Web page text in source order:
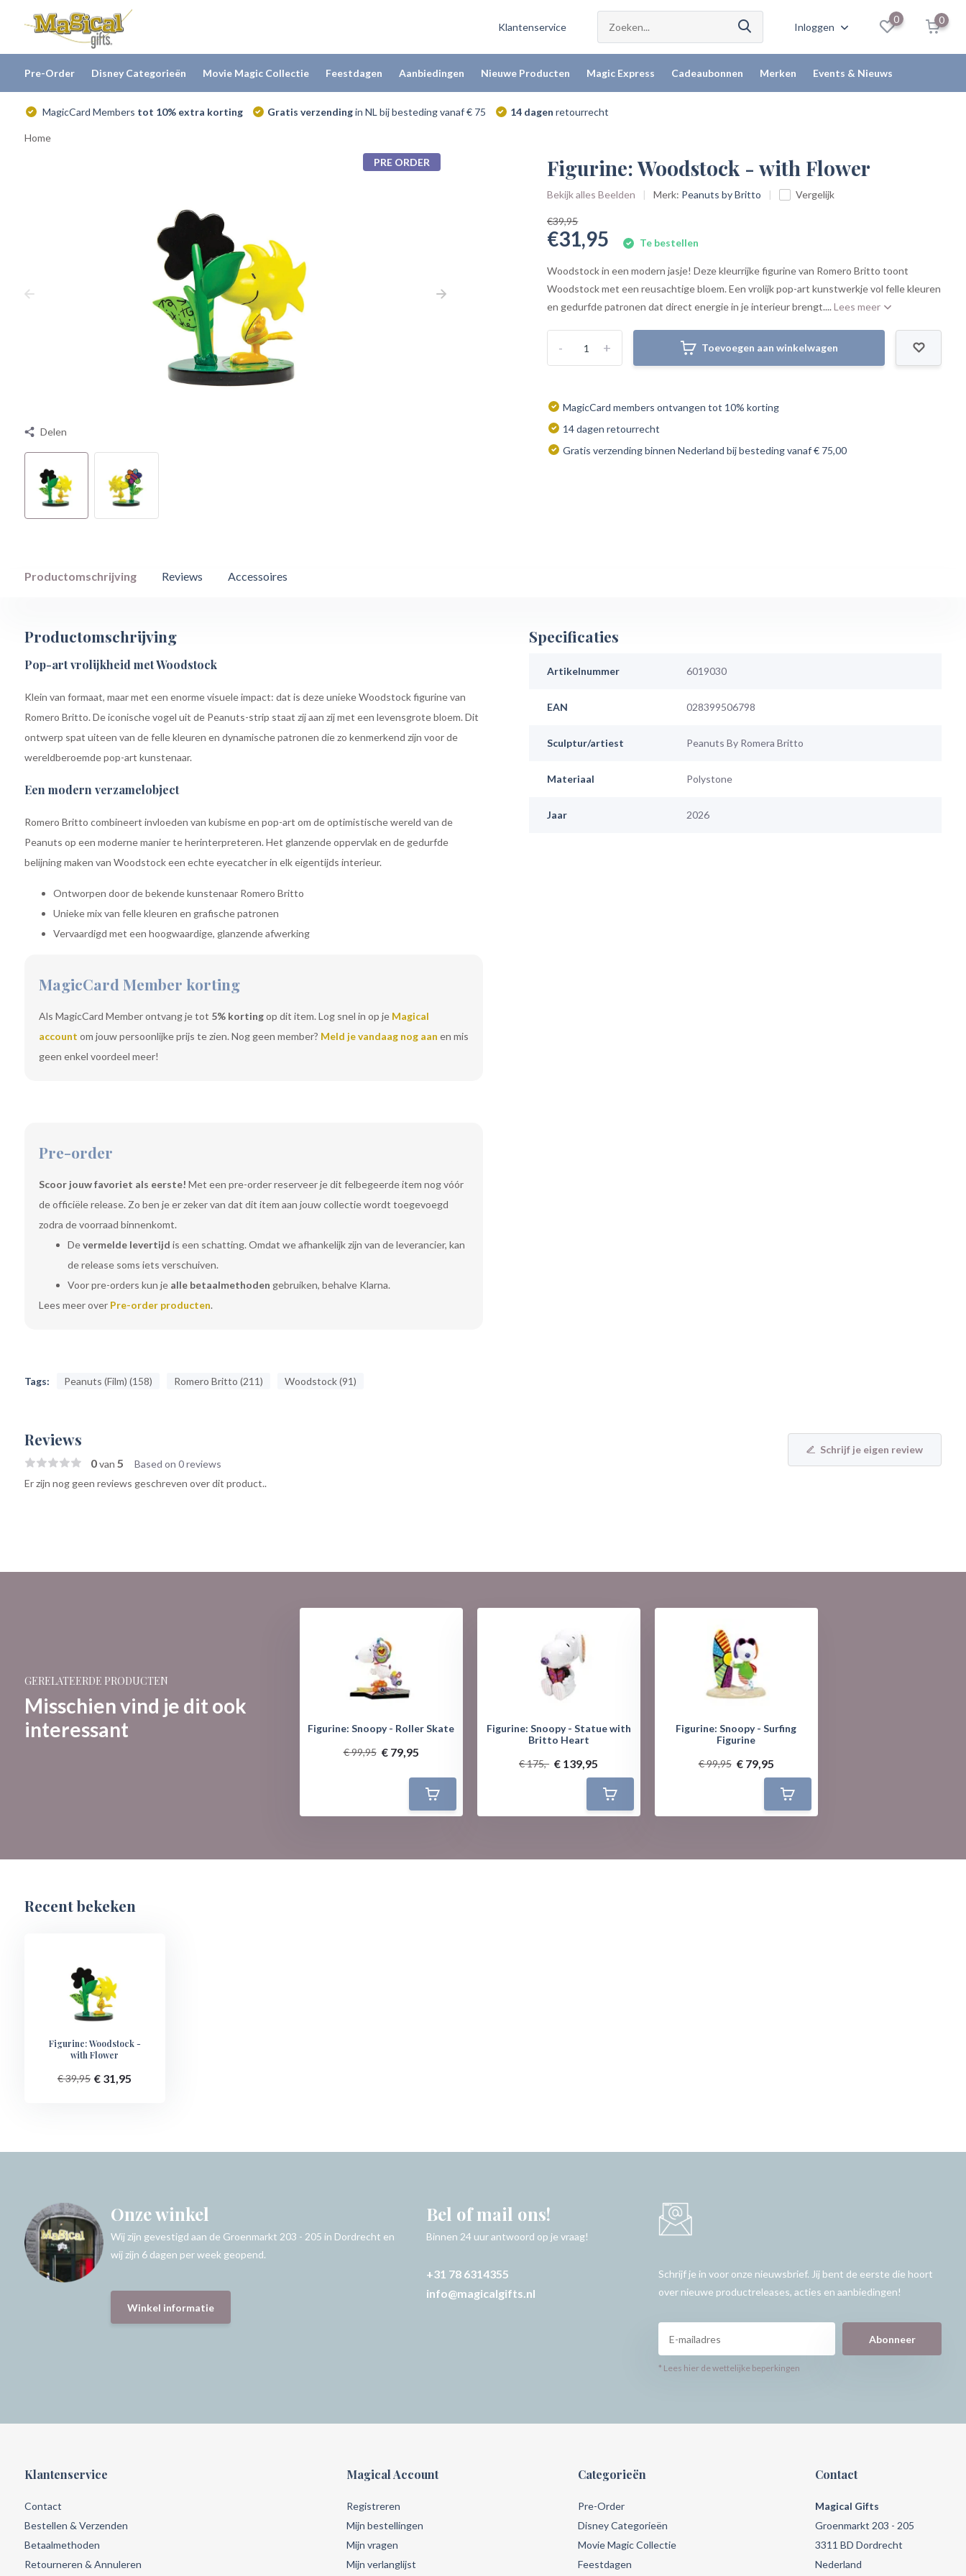
Klantenservice Inloggen
0 0
Pre-Order Disney Categorieën Movie Magic Collectie Feestdagen Aanbiedingen Nieuwe Producten Magic Express Cadeaubonnen Merken Events & Nieuws
MagicCard Members tot 10% extra korting Gratis verzendingin NL bij besteding vanaf € 75 14 dagen retourrecht
Home
PRE ORDER
Delen
Figurine: Woodstock - with Flower
Bekijk alles Beelden Merk: Peanuts by Britto Vergelijk
€39,95
€31,95 Te bestellen
Woodstock in een modern jasje! Deze kleurrijke figurine van Romero Britto toont
Woodstock met een reusachtige bloem. Een vrolijk pop-art kunstwerkje vol felle kleuren
en gedurfde patronen dat direct energie in je interieur brengt....Lees meer
+
- Toevoegen aan winkelwagen
MagicCard members ontvangen tot 10% korting
14 dagen retourrecht
Gratis verzending binnen Nederland bij besteding vanaf € 75,00
Productomschrijving Reviews Accessoires
Productomschrijving
Pop-art vrolijkheid met Woodstock
Klein van formaat, maar met een enorme visuele impact: dat is deze unieke Woodstock figurine van
Romero Britto. De iconische vogel uit de Peanuts-strip staat zij aan zij met een levensgrote bloem. Dit
ontwerp spat uiteen van de felle kleuren en dynamische patronen die zo kenmerkend zijn voor de
wereldberoemde pop-art kunstenaar.
Een modern verzamelobject
Romero Britto combineert invloeden van kubisme en pop-art om de optimistische wereld van de
Peanuts op een moderne manier te herinterpreteren. Het glanzende oppervlak en de gedurfde
belijning maken van Woodstock een echte eyecatcher in elk eigentijds interieur.
Ontworpen door de bekende kunstenaar Romero Britto
Unieke mix van felle kleuren en grafische patronen
Vervaardigd met een hoogwaardige, glanzende afwerking
MagicCard Member korting
Als MagicCard Member ontvang je tot 5% kortingop dit item. Log snel in op je Magical
account om jouw persoonlijke prijs te zien. Nog geen member? Meld je vandaag nog aan en mis
geen enkel voordeel meer!
Pre-order
Scoor jouw favoriet als eerste! Met een pre-order reserveer je dit felbegeerde item nog vóór
de officiële release. Zo ben je er zeker van dat dit item aan jouw collectie wordt toegevoegd
zodra de voorraad binnenkomt.
Devermelde levertijd is een schatting. Omdat we afhankelijk zijn van de leverancier, kan
de release soms iets verschuiven.
Voor pre-orders kun je alle betaalmethoden gebruiken, behalve Klarna.
Lees meer over Pre-order producten.
Tags: Peanuts (Film) (158) Romero Britto (211) Woodstock (91)
Specificaties
Artikelnummer 6019030
EAN 028399506798
Sculptur/artiest Peanuts By Romera Britto
Materiaal Polystone
Jaar 2026
Reviews
0van 5 Based on 0 reviews
Schrijf je eigen review
Er zijn nog geen reviews geschreven over dit product..
GERELATEERDE PRODUCTEN
Misschien vind je dit ook
interessant
Figurine: Snoopy - Roller Skate
€ 99,95 € 79,95
Figurine: Snoopy - Statue with
Britto Heart
€ 175,- € 139,95
Figurine: Snoopy - Surfing
Figurine
€ 99,95 € 79,95
Recent bekeken
Figurine: Woodstock -
with Flower
€ 39,95 € 31,95
Onze winkel
Wij zijn gevestigd aan de Groenmarkt 203 - 205 in Dordrecht en
wij zijn 6 dagen per week geopend.
Winkel informatie
Bel of mail ons!
Binnen 24 uur antwoord op je vraag!
+31 78 6314355
info@magicalgifts.nl
Schrijf je in voor onze nieuwsbrief. Jij bent de eerste die hoort
over nieuwe productreleases, acties en aanbiedingen!
Abonneer
* Lees hier de wettelijke beperkingen
Klantenservice
Contact
Bestellen & Verzenden
Betaalmethoden
Retourneren & Annuleren
Magical Account
Registreren
Mijn bestellingen
Mijn vragen
Mijn verlanglijst
Categorieën
Pre-Order
Disney Categorieën
Movie Magic Collectie
Feestdagen
Contact
Magical Gifts
Groenmarkt 203 - 205
3311 BD Dordrecht
Nederland